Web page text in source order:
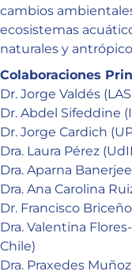
cambios
ecosistemas
naturales y
Colaboraciones
Dr. Jorge Valdés
Dr. Abdel Sifeddine
Dr. Jorge Cardich
Dra. Laura Pérez
Dra. Aparna
Dra. Ana Carolina
Dr. Francisco
Dra. Valentina
Chile)
Dra. Praxedes